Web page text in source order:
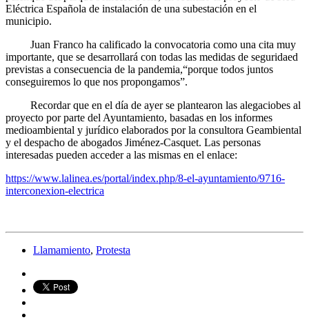
Eléctrica Española de instalación de una subestación en el
municipio.
Juan Franco ha calificado la convocatoria como una cita muy
importante, que se desarrollará con todas las medidas de seguridaed
previstas a consecuencia de la pandemia,“porque todos juntos
conseguiremos lo que nos propongamos”.
Recordar que en el día de ayer se plantearon las alegaciobes al
proyecto por parte del Ayuntamiento, basadas en los informes
medioambiental y jurídico elaborados por la consultora Geambiental
y el despacho de abogados Jiménez-Casquet. Las personas
interesadas pueden acceder a las mismas en el enlace:
https://www.lalinea.es/portal/index.php/8-el-ayuntamiento/9716-
interconexion-electrica
Llamamiento, Protesta